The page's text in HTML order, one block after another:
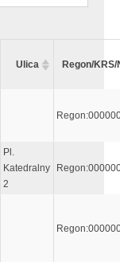
Ulica Regon/KRS/
Pl.
Katedralny
2